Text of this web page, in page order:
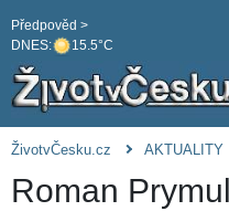
DNES: 15.5°C
Předpověd >
ŽivotvČesku.cz AKTUALITY
Roman